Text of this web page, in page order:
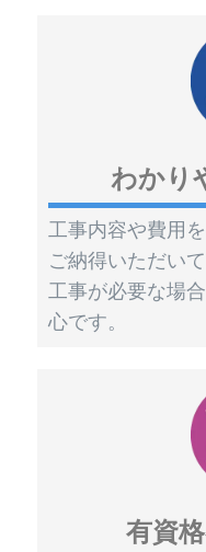
わかり
工事内容や費用
ご納得いただい
工事が必要な場
心です。
有資